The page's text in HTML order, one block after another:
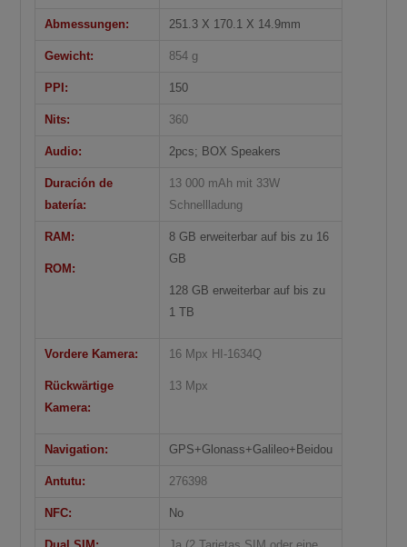
Abmessungen: 251.3 X 170.1 X 14.9mm
Gewicht: 854 g
PPI: 150
Nits: 360
Audio: 2pcs; BOX Speakers
Duración de
batería:
13 000 mAh mit 33W
Schnellladung
RAM:
ROM:
8 GB erweiterbar auf bis zu 16
GB
128 GB erweiterbar auf bis zu
1 TB
Vordere Kamera:
Rückwärtige
Kamera:
16 Mpx HI-1634Q
13 Mpx
Navigation: GPS+Glonass+Galileo+Beidou
Antutu: 276398
NFC: No